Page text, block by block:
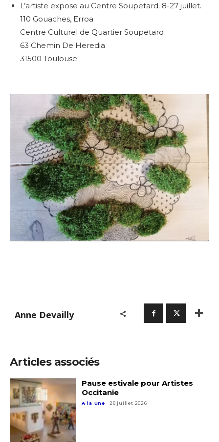
L’artiste expose au Centre Soupetard. 8-27 juillet.
110 Gouaches, Erroa
Centre Culturel de Quartier Soupetard
63 Chemin De Heredia
31500 Toulouse
Anne Devailly
Articles associés
Pause estivale pour Artistes
Occitanie
A la une 28 juillet 2026